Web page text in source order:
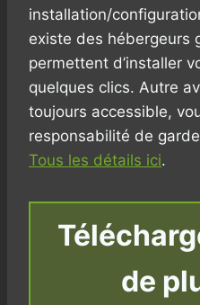
installation/
existe des hébergeurs
permettent d’installer
quelques clics. Autre
toujours accessible,
responsabilité de
Tous les détails ici.
de